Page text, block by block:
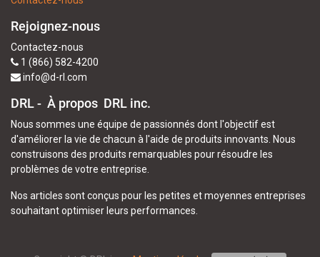
Rejoignez-nous
Contactez-nous
1 (866) 582-4200
info@d-rl.com
DRL - À propos DRL inc.
Nous sommes une équipe de passionnés dont l'objectif est
d'améliorer la vie de chacun à l'aide de produits innovants. Nous
construisons des produits remarquables pour résoudre les
problèmes de votre entreprise.
Nos articles sont conçus pour les petites et moyennes entreprises
souhaitant optimiser leurs performances.